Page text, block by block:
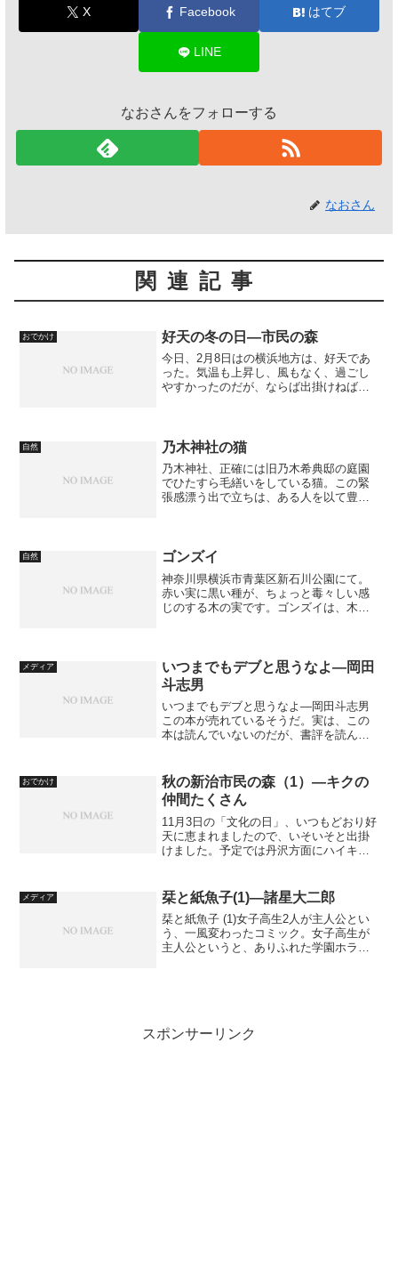
X Facebook はてブ
LINE
なおさんをフォローする
なおさん
関連記事
おでかけ 好天の冬の日―市民の森
今日、2月8日はの横浜地方は、好天であ
った。気温も上昇し、風もなく、過ごし
やすかったのだが、ならば出掛けねばな
自然 乃木神社の猫
乃木神社、正確には旧乃木希典邸の庭園
でひたすら毛繕いをしている猫。この緊
張感漂う出で立ちは、ある人を以て豊川
と、のびを交互に繰り返...
自然 ゴンズイ
神奈川県横浜市青葉区新石川公園にて。
赤い実に黒い種が、ちょっと毒々しい感
じのする木の実です。ゴンズイは、木の
メディア
いつまでもデブと思うなよ―岡田
斗志男
いつまでもデブと思うなよ―岡田斗志男
この本が売れているそうだ。実は、この
本は読んでいないのだが、書評を読んで
いことある！」といった感じの本なのだ
が、痩せるためのプロセス...
おでかけ
秋の新治市民の森（1）―キクの
仲間たくさん
11月3日の「文化の日」、いつもどおり好
天に恵まれましたので、いそいそと出掛
けました。予定では丹沢方面にハイキン
とになりました。ということで、秋もま
っただ中の新治市民の...
メディア 栞と紙魚子(1)―諸星大二郎
栞と紙魚子 (1)女子高生2人が主人公とい
う、一風変わったコミック。女子高生が
主人公というと、ありふれた学園ホラー
スポンサーリンク